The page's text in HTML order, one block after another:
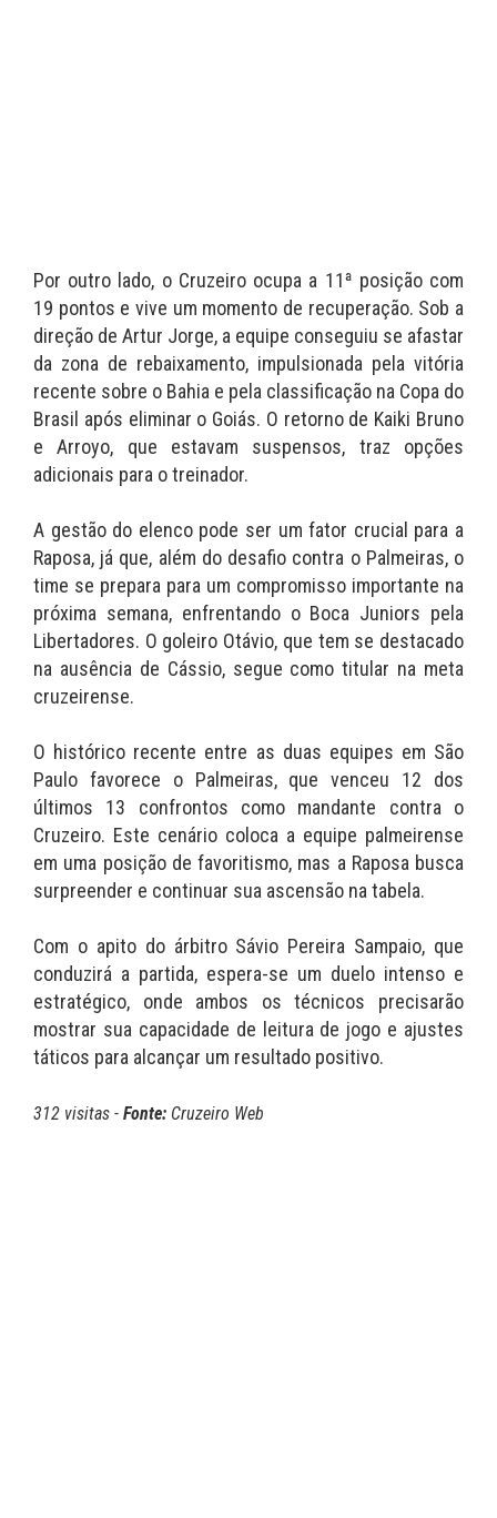
Por outro lado, o Cruzeiro ocupa a 11ª posição com
19 pontos e vive um momento de recuperação. Sob a
direção de Artur Jorge, a equipe conseguiu se afastar
da zona de rebaixamento, impulsionada pela vitória
recente sobre o Bahia e pela classificação na Copa do
Brasil após eliminar o Goiás. O retorno de Kaiki Bruno
e Arroyo, que estavam suspensos, traz opções
adicionais para o treinador.
A gestão do elenco pode ser um fator crucial para a
Raposa, já que, além do desafio contra o Palmeiras, o
time se prepara para um compromisso importante na
próxima semana, enfrentando o Boca Juniors pela
Libertadores. O goleiro Otávio, que tem se destacado
na ausência de Cássio, segue como titular na meta
cruzeirense.
O histórico recente entre as duas equipes em São
Paulo favorece o Palmeiras, que venceu 12 dos
últimos 13 confrontos como mandante contra o
Cruzeiro. Este cenário coloca a equipe palmeirense
em uma posição de favoritismo, mas a Raposa busca
surpreender e continuar sua ascensão na tabela.
Com o apito do árbitro Sávio Pereira Sampaio, que
conduzirá a partida, espera-se um duelo intenso e
estratégico, onde ambos os técnicos precisarão
mostrar sua capacidade de leitura de jogo e ajustes
táticos para alcançar um resultado positivo.
312 visitas - Fonte: Cruzeiro Web